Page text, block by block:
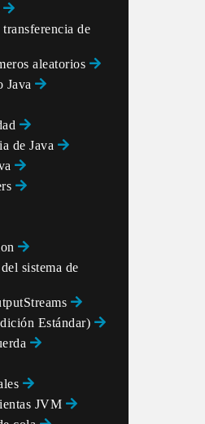
de
aleatorios
Java
de Java
sistema de
Estándar)
JVM